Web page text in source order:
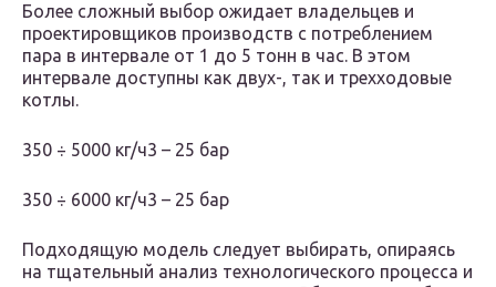
Более сложный выбор ожидает владельцев и
проектировщиков производств с потреблением
пара в интервале от 1 до 5 тонн в час. В этом
интервале доступны как двух-, так и трехходовые
котлы.
350 ÷ 5000 кг/ч3 – 25 бар
350 ÷ 6000 кг/ч3 – 25 бар
Подходящую модель следует выбирать, опираясь
на тщательный анализ технологического процесса и